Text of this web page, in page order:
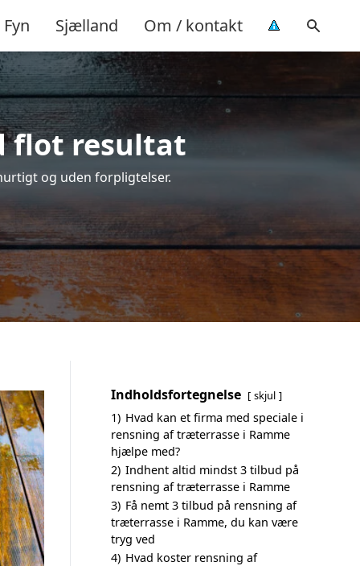
Fyn Sjælland Om / kontakt
flot resultat
og uden forpligtelser.
Indholdsfortegnelse skjul
1) Hvad kan et firma med speciale i
rensning af træterrasse i Ramme
hjælpe med?
2) Indhent altid mindst 3 tilbud på
rensning af træterrasse i Ramme
3) Få nemt 3 tilbud på rensning af
træterrasse i Ramme, du kan være
tryg ved
4) Hvad koster rensning af